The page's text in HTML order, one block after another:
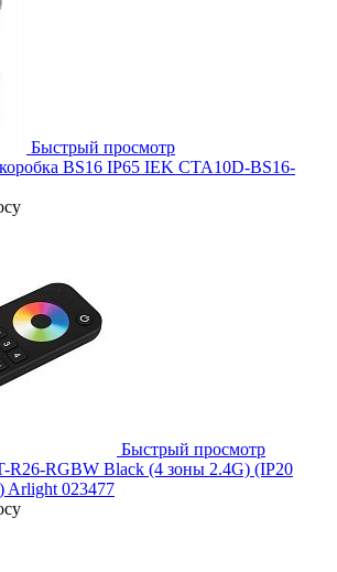
Быстрый просмотр
BS16 IP65 IEK CTA10D-BS16-
Быстрый просмотр
R26-RGBW Black (4 зоны 2.4G) (IP20
Arlight 023477